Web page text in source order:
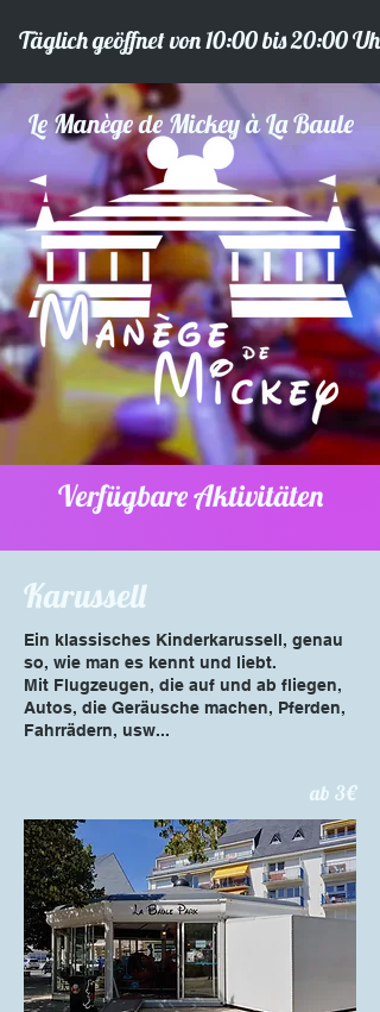
Täglich geöffnet von 10:00 bis 20:00
Le Manège de Mickey à La Baule
Verfügbare Aktivitäten
Karussell
Ein klassisches Kinderkarussell, genau
so, wie man es kennt und liebt.
Mit Flugzeugen, die auf und ab fliegen,
Autos, die Geräusche machen, Pferden,
Fahrrädern, usw...
ab 3€